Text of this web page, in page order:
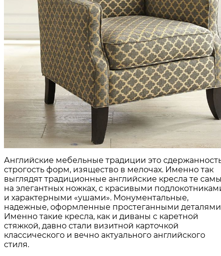
Английские мебельные традиции это
строгость форм, изящество в мелочах. Именно так
выглядят традиционные английские кресла те
на элегантных ножках, с красивыми
и характерными «ушами». Монументальные,
надежные, оформленные простеганными
Именно такие кресла, как и диваны с каретной
стяжкой, давно стали визитной карточкой
классического и вечно актуального английского
стиля.